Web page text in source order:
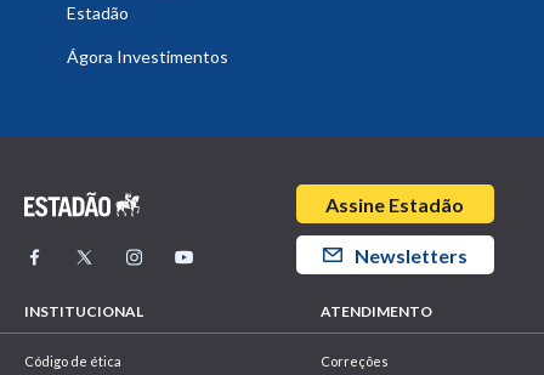
Estadão
Ágora Investimentos
INSTITUCIONAL
Código de ética
ATENDIMENTO
Correções
Assine Estadão
Newsletters